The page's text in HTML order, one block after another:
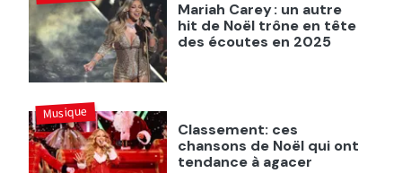
Mariah Carey : un autre
hit de Noël trône en tête
des écoutes en 2025
Classement: ces
chansons de Noël qui ont
tendance à agacer
Musique